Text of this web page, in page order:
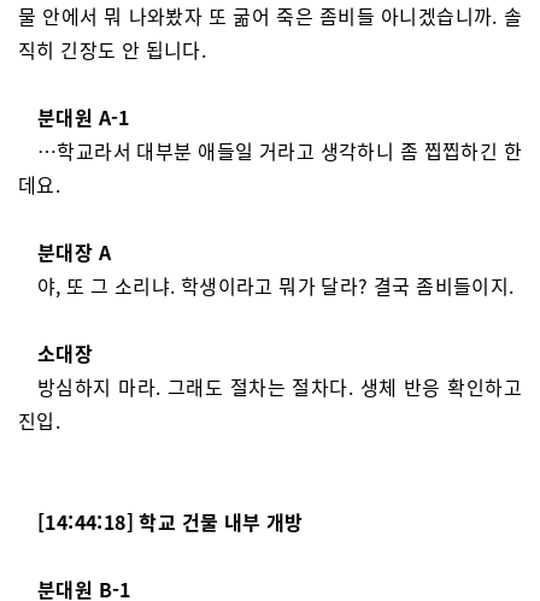
물 안에서 뭐 나와봤자 또 굶어 죽은 좀비들 아니겠습니까. 솔
직히 긴장도 안 됩니다.
분대원 A-1
…학교라서 대부분 애들일 거라고 생각하니 좀 찝찝하긴 한
데요.
분대장 A
야, 또 그 소리냐. 학생이라고 뭐가 달라? 결국 좀비들이지.
소대장
방심하지 마라. 그래도 절차는 절차다. 생체 반응 확인하고
진입.
[14:44:18] 학교 건물 내부 개방
분대원 B-1